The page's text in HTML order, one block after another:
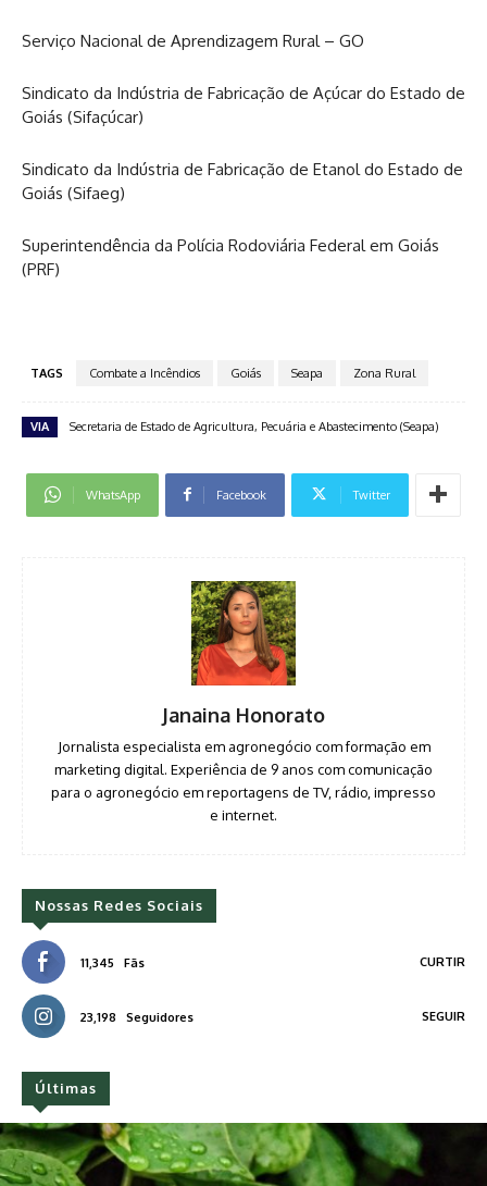
Serviço Nacional de Aprendizagem Rural – GO
Sindicato da Indústria de Fabricação de Açúcar do Estado de
Goiás (Sifaçúcar)
Sindicato da Indústria de Fabricação de Etanol do Estado de
Goiás (Sifaeg)
Superintendência da Polícia Rodoviária Federal em Goiás
(PRF)
TAGS Combate a Incêndios Goiás Seapa Zona Rural
VIA Secretaria de Estado de Agricultura, Pecuária e Abastecimento (Seapa)
WhatsApp Facebook Twitter
Janaina Honorato
Jornalista especialista em agronegócio com formação em
marketing digital. Experiência de 9 anos com comunicação
para o agronegócio em reportagens de TV, rádio, impresso
e internet.
Nossas Redes Sociais
11,345 Fãs CURTIR
23,198 Seguidores SEGUIR
Últimas